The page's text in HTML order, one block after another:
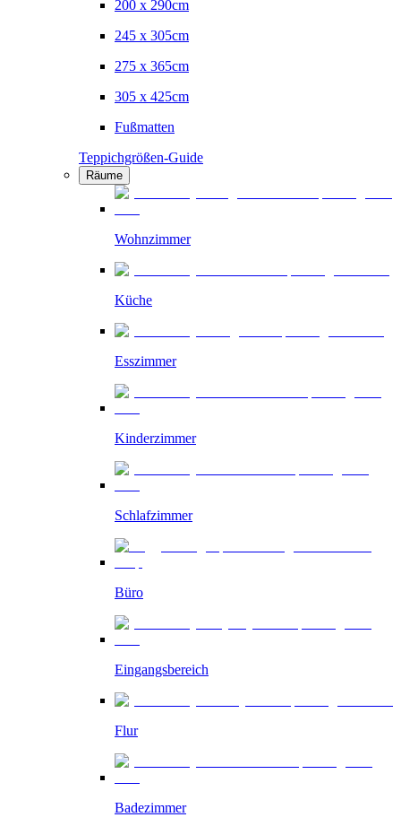
200 x 290cm
245 x 305cm
275 x 365cm
305 x 425cm
Fußmatten
Teppichgrößen-Guide
Räume
Wohnzimmer
Küche
Esszimmer
Kinderzimmer
Schlafzimmer
Büro
Eingangsbereich
Flur
Badezimmer